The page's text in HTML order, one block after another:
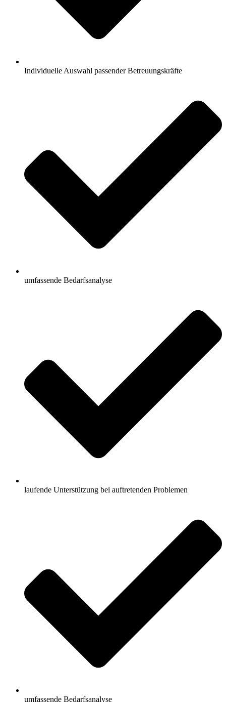
Individuelle Auswahl passender Betreuungskräfte
umfassende Bedarfsanalyse
laufende Unterstützung bei auftretenden Problemen
umfassende Bedarfsanalyse